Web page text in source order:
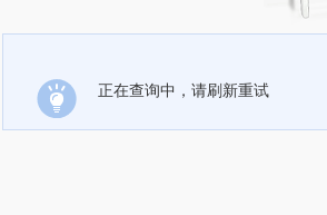
正在查询中，请刷新重试